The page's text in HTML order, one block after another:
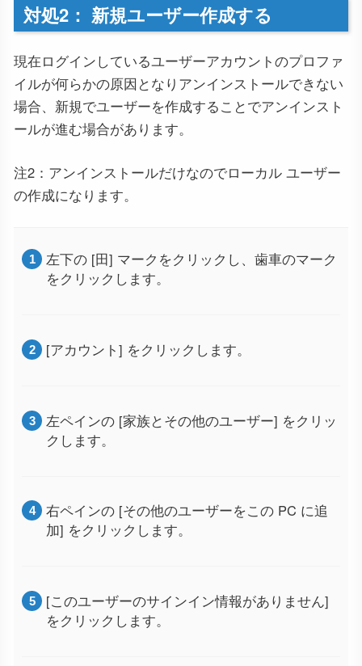
対処2： 新規ユーザー作成する
現在ログインしているユーザーアカウントのプロファ
イルが何らかの原因となりアンインストールできない
場合、新規でユーザーを作成することでアンインスト
ールが進む場合があります。
注2：アンインストールだけなのでローカル ユーザー
の作成になります。
左下の [田] マークをクリックし、歯車のマーク
をクリックします。
[アカウント] をクリックします。
左ペインの [家族とその他のユーザー] をクリッ
クします。
右ペインの [その他のユーザーをこの PC に追
加] をクリックします。
[このユーザーのサインイン情報がありません]
をクリックします。